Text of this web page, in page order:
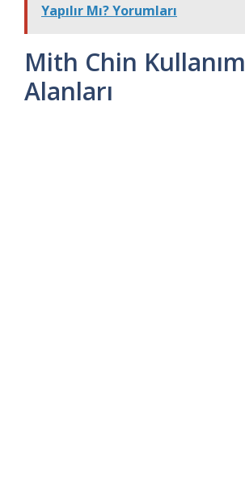
Yapılır Mı? Yorumları
Mith Chin Kullanım
Alanları